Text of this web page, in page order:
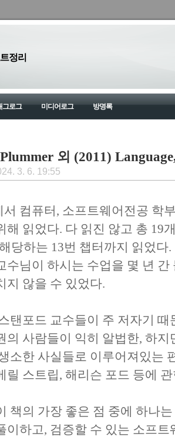
정리
그로그 미디어로그 방명록
외 (2011)
3. 6. 19:55
서 컴퓨터, 소프트웨어전공 학
해 읽었다. 다 읽진 않고 총 19
당하는 13번 챕터까지 읽었다
수님이 하시는 수업을 몇 년
지 않을 수 있었다.
탠포드 교수들이 주 저자기
의 사람들이 익히 알법한, 하지
소한 사실들로 이루어져있는
릴 스트립, 해리슨 포드 등에
책의 가장 좋은 점 중에 하나
이하고, 검증할 수 있는 소프